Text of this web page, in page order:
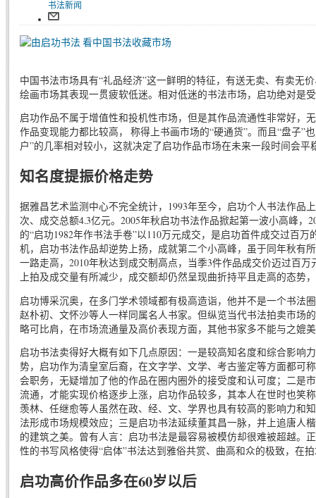
书法新闻
中国书法市场具有“礼品经济”这一鲜明的特征，有送无卖、有卖无
绘画市场其表现一贯疲软低迷。相对低迷的书法市场，启功绝对是
启功作品不属于增值性和投机性市场，但是其作品流通性非常好，
作品变现能力都比较高， 称得上书画市场的“硬通货”。而且“盘子”
户”的几率相对较小，这就决定了启功作品市场在未来一段时间会平
知名度提振价格走势
据雅昌艺术监测中心不完全统计，1993年至今，启功个人书法作品
次、成交总额4.3亿元。2005年秋启功书法作品掀起第一波小高峰，
的“启功1982年作书法手卷”以110万元成交，是启功首件成交过百万
机，启功书法作品却逆势上扬，成就第二个小高峰，虽于同年秋有
一路走高，2010年秋达到成交制高点，当季3件作品成交价迈过百万
上拍及成交量有所减少，成交额却仍然呈现曲折持平且走高的态势
启功博采沉奥，在多门学术领域都有极高造诣，他并不是一个书法
赵朴初、文怀沙等人一样同属名人书家。但纵览当代书法拍卖市场
略可比肩，在市场流通量及高价表现方面，其他书家多不能与之媲
启功书法卖得好大概有如下几点原因：一是较高知名度和综合影响
势，启功作为清皇室后裔，在文字学、文学、考古鉴定等方面都可
会职务，无疑增加了他的作品在圈内圈外的接受度和认可度；二是
流通，才能实现价格逐步上涨，启功作品较多，其本人在世时也笑
羡林、任继愈等人虽然在政、经、文、学界也具有较高的影响力和
法形成市场规模效应；三是启功书法延续董其昌一脉，并上追唐人
的建筑之美。曾有人言：启功书法是最容易被模仿却很难被超越。
性的书写风格使得“启体”书法达到雅俗共赏、曲高和众的极致，在
启功高价作品多在60岁以后